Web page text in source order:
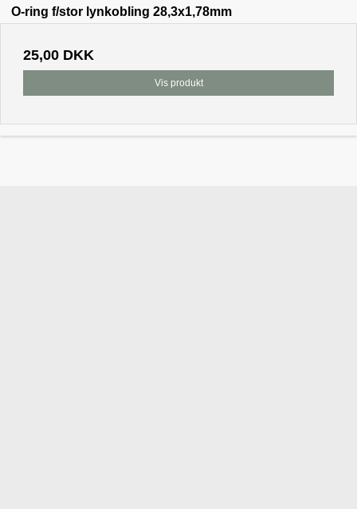
O-ring f/stor lynkobling 28,3x1,78mm
25,00 DKK
Vis produkt